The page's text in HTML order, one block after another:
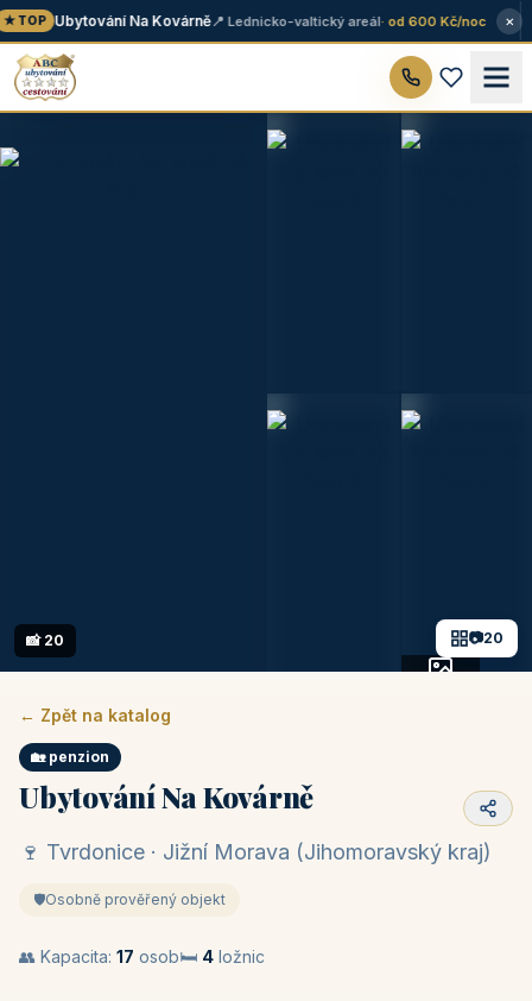
TOP Ubytování Na Kovárně📍 Lednicko-valtický areál· od 600 Kč/noc ×
📷20
📸 20
← Zpět na katalog
🏡 penzion
Ubytování Na Kovárně
🍷 Tvrdonice · Jižní Morava (Jihomoravský kraj)
🛡️Osobně prověřený objekt
👥 Kapacita: 17 osob🛏️ 4 ložnic